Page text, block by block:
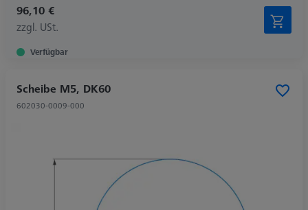
96,10 €
zzgl. USt.
Verfügbar
Scheibe M5, DK60
602030-0009-000